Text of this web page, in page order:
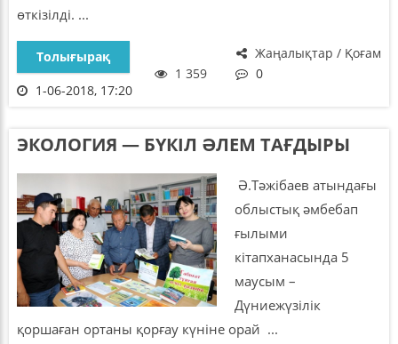
өткізілді. ...
Жаңалықтар / Қоғам
Толығырақ
1 359
0
1-06-2018, 17:20
ЭКОЛОГИЯ — БҮКІЛ ӘЛЕМ ТАҒДЫРЫ
Ә.Тәжібаев атындағы
облыстық әмбебап
ғылыми
кітапханасында 5
маусым –
Дүниежүзілік
қоршаған ортаны қорғау күніне орай ...